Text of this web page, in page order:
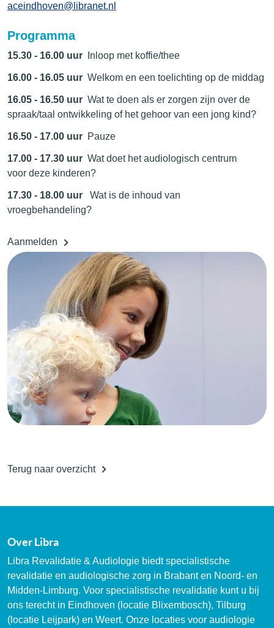
aceindhoven@libranet.nl
Programma
15.30 - 16.00 uur Inloop met koffie/thee
16.00 - 16.05 uur Welkom en een toelichting op de middag
16.05 - 16.50 uur Wat te doen als er zorgen zijn over de
spraak/taal ontwikkeling of het gehoor van een jong kind?
16.50 - 17.00 uur Pauze
17.00 - 17.30 uur Wat doet het audiologisch centrum
voor deze kinderen?
17.30 - 18.00 uur Wat is de inhoud van
vroegbehandeling?
Aanmelden
Terug naar overzicht
Over Libra
Libra Revalidatie & Audiologie biedt specialistische
revalidatie en audiologische zorg in Brabant en Noord- en
Midden-Limburg. Voor specialistische revalidatie kunt u bij
ons terecht in Eindhoven (locatie Blixembosch), Tilburg
(locatie Leijpark) en Weert. Onze locaties voor audiologie